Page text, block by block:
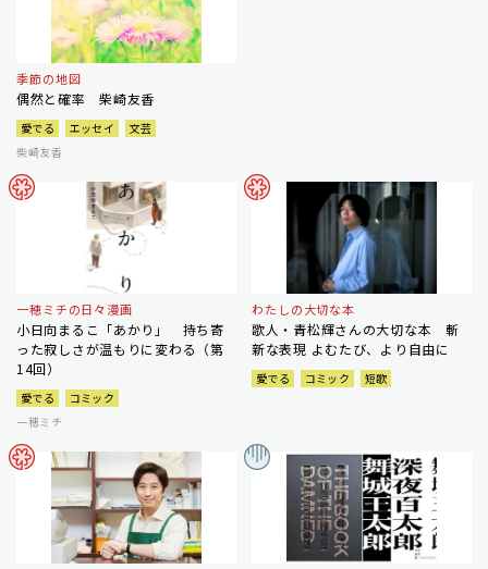
季節の地図
偶然と確率 柴崎友香
愛でる エッセイ
文芸
柴崎友香
一穂ミチの日々漫画
小日向まるこ「あかり」 持ち寄
った寂しさが温もりに変わる（第
14回）
愛でる
コミック
一穂ミチ
わたしの大切な本
歌人・青松輝さんの大切な本 斬
新な表現 よむたび、より自由に
愛でる コミック 短歌